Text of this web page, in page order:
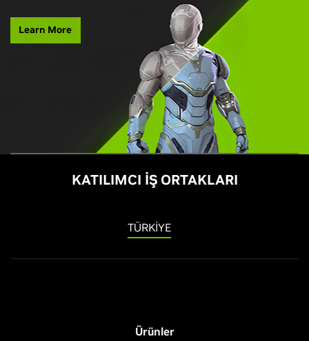
Learn More
KATILIMCI İŞ ORTAKLARI
TÜRKIYE
Ürünler